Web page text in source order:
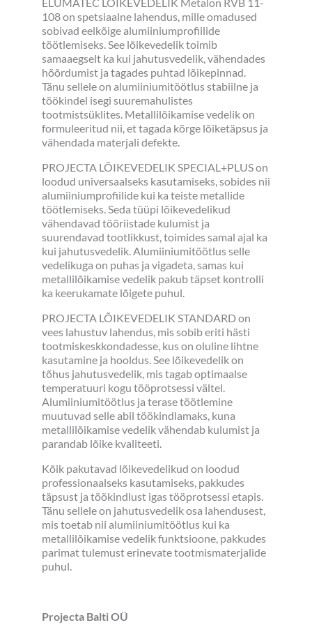
ELUMATEC LÕIKEVEDELIK Metalon RVB 11-
108 on spetsiaalne lahendus, mille omadused
sobivad eelkõige alumiiniumprofiilide
töötlemiseks. See lõikevedelik toimib
samaaegselt ka kui jahutusvedelik, vähendades
hõõrdumist ja tagades puhtad lõikepinnad.
Tänu sellele on alumiiniumitöötlus stabiilne ja
töökindel isegi suuremahulistes
tootmistsüklites. Metallilõikamise vedelik on
formuleeritud nii, et tagada kõrge lõiketäpsus ja
vähendada materjali defekte.
PROJECTA LÕIKEVEDELIK SPECIAL+PLUS on
loodud universaalseks kasutamiseks, sobides nii
alumiiniumprofiilide kui ka teiste metallide
töötlemiseks. Seda tüüpi lõikevedelikud
vähendavad tööriistade kulumist ja
suurendavad tootlikkust, toimides samal ajal ka
kui jahutusvedelik. Alumiiniumitöötlus selle
vedelikuga on puhas ja vigadeta, samas kui
metallilõikamise vedelik pakub täpset kontrolli
ka keerukamate lõigete puhul.
PROJECTA LÕIKEVEDELIK STANDARD on
vees lahustuv lahendus, mis sobib eriti hästi
tootmiskeskkondadesse, kus on oluline lihtne
kasutamine ja hooldus. See lõikevedelik on
tõhus jahutusvedelik, mis tagab optimaalse
temperatuuri kogu tööprotsessi vältel.
Alumiiniumitöötlus ja terase töötlemine
muutuvad selle abil töökindlamaks, kuna
metallilõikamise vedelik vähendab kulumist ja
parandab lõike kvaliteeti.
Kõik pakutavad lõikevedelikud on loodud
professionaalseks kasutamiseks, pakkudes
täpsust ja töökindlust igas tööprotsessi etapis.
Tänu sellele on jahutusvedelik osa lahendusest,
mis toetab nii alumiiniumitöötlus kui ka
metallilõikamise vedelik funktsioone, pakkudes
parimat tulemust erinevate tootmismaterjalide
puhul.
Projecta Balti OÜ